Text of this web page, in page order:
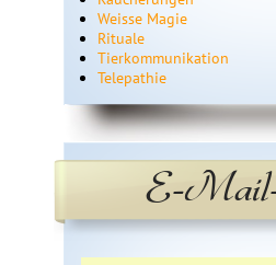
Weisse Magie
Rituale
Tierkommunikation
Telepathie
E-Mail-